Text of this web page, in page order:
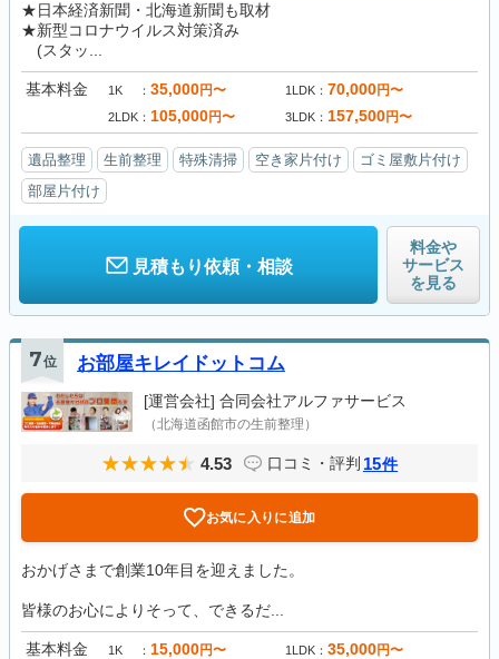
★日本経済新聞・北海道新聞も取材
★新型コロナウイルス対策済み
(スタッ...
基本料金 1K 35,000円〜 1LDK 70,000円〜
2LDK 105,000円〜 3LDK 157,500円〜
遺品整理 生前整理 特殊清掃 空き家片付け
ゴミ屋敷片付け
部屋片付け
見積もり依頼・相談
料金や
サービス
を見る
7位 お部屋キレイドットコム
[運営会社] 合同会社アルファサービス
（北海道函館市の生前整理）
4.53 口コミ・評判 15件
お気に入りに追加
おかげさまで創業10年目を迎えました。
皆様のお心によりそって、できるだ...
基本料金 1K 15,000円〜 1LDK 35,000円〜